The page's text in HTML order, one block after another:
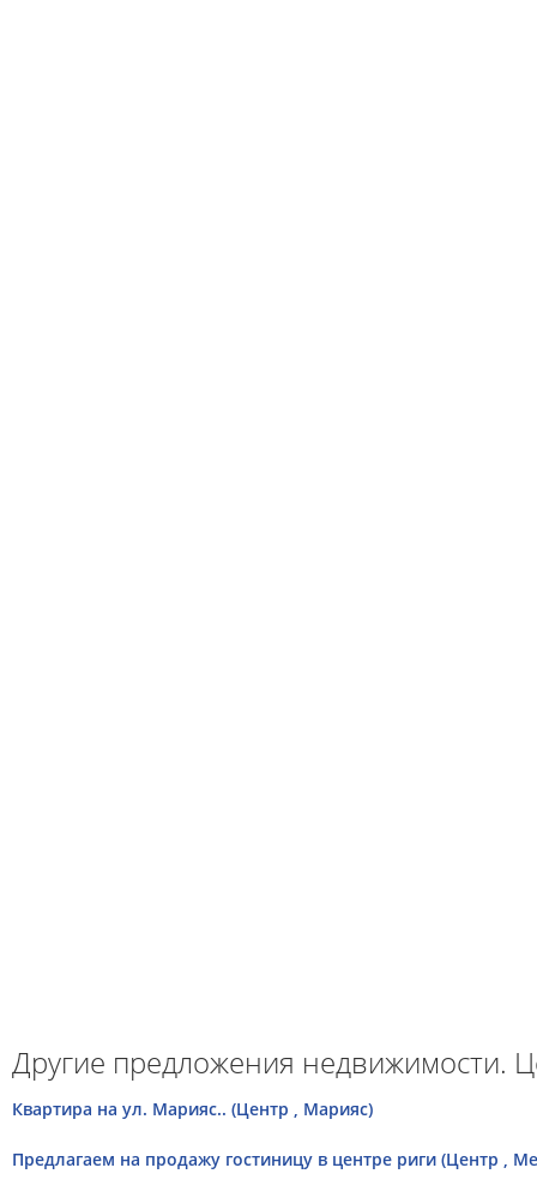
Другие предложения недвижимости.
Квартира на ул. Марияс.. (Центр , Марияс)
Предлагаем на продажу гостиницу в центре риги (Центр ,